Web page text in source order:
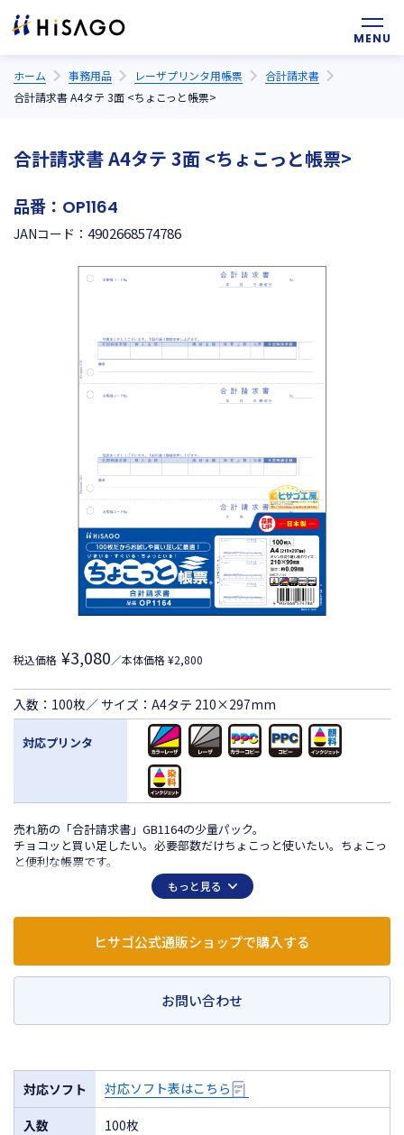
ホーム 事務用品 レーザプリンタ用帳票
合計請求書
合計請求書 A4タテ 3面 <ちょこっと帳票>
合計請求書 A4タテ 3面 <ちょこっと帳票>
品番： OP1164
JANコード： 4902668574786
税込価格 ¥3,080／本体価格 ¥2,800
入数：100枚／ サイズ：A4タテ 210×297mm
対応プリンタ
売れ筋の「合計請求書」GB1164の少量パック。
チョコッと買い足したい。必要部数だけちょこっと使いたい。ちょこっ
と便利な帳票です。
もっと見る
ヒサゴ公式通販ショップで購入する
お問い合わせ
対応ソフト 対応ソフト表はこちら
入数
100枚